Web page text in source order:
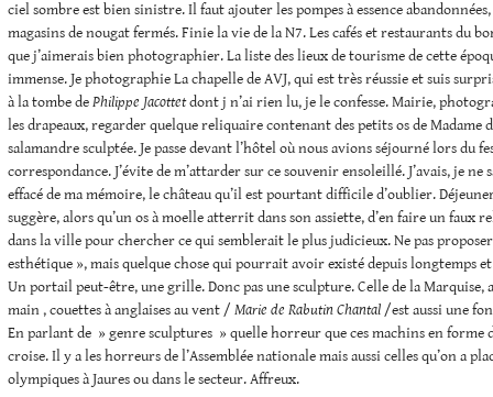
ciel sombre est bien sinistre. Il faut ajouter les pompes à essence
magasins de nougat fermés. Finie la vie de la N7. Les cafés et restaurants du
que j’aimerais bien photographier. La liste des lieux de tourisme de cette
immense. Je photographie La chapelle de AVJ, qui est très réussie et suis
à la tombe dePhilippe Jacottetdont j n’ai rien lu, je le confesse. Mairie,
les drapeaux, regarder quelque reliquaire contenant des petits os de Madame
salamandre sculptée. Je passe devant l’hôtel où nous avions séjourné lors du
correspondance. J’évite de m’attarder sur ce souvenir ensoleillé. J’avais, je ne
effacé de ma mémoire, le château qu’il est pourtant difficile d’oublier.
suggère, alors qu’un os à moelle atterrit dans son assiette, d’en faire un faux
dans la ville pour chercher ce qui semblerait le plus judicieux. Ne pas
esthétique », mais quelque chose qui pourrait avoir existé depuis longtemps et
Un portail peut-être, une grille. Donc pas une sculpture. Celle de la Marquise,
main , couettes à anglaises au vent / Marie de Rabutin Chantal /est aussi une
En parlant de » genre sculptures » quelle horreur que ces machins en forme
croise. Il y a les horreurs de l’Assemblée nationale mais aussi celles qu’on a
olympiques à Jaures ou dans le secteur. Affreux.